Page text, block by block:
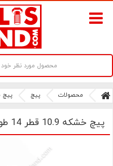
سامانه آنلاین فروش پیچ و مهره
محصولات پیچ
پیچ خشکه 10.9 قطر 14 طول 75 میلیمتر M14*75